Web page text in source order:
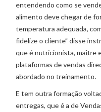
entendendo como se
alimento deve chegar de
temperatura adequada,
fidelize o cliente” disse
que é nutricionista, maître
plataformas de vendas
abordado no treinamento.
E tem outra formação
entregas, que é a de